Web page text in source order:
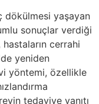
dökülmesi yaşayan
sonuçlar verdiği
cerrahi
yeniden
yöntemi, özellikle
tedaviye yanıtı